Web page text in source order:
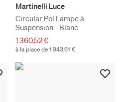
Martinelli Luce
Circular Pol Lampe à
Suspension - Blanc
1 360,52 €
à la place de 1 943,61 €